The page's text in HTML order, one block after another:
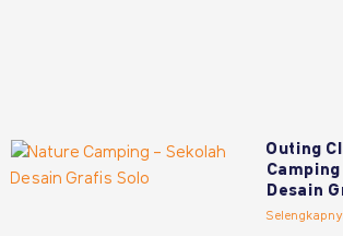
Outing
Desain